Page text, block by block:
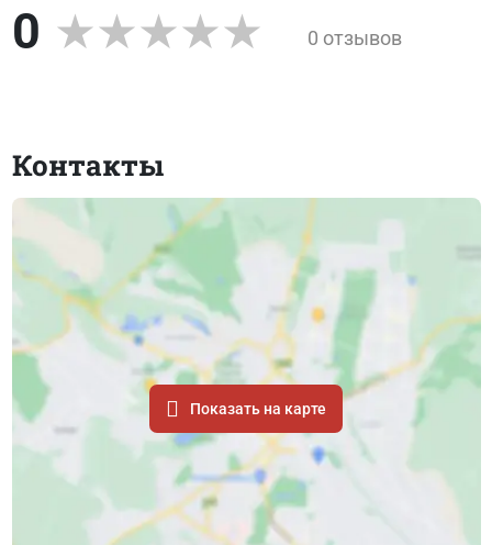
0 0 отзывов
Контакты
Показать на карте